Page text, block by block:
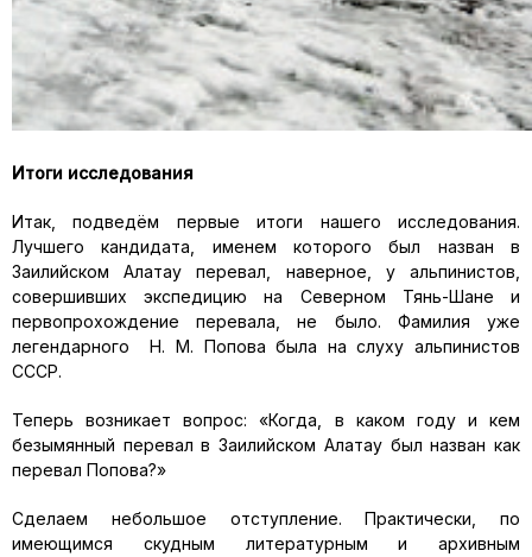
Итоги исследования
Итак, подведём первые итоги нашего исследования.
Лучшего кандидата, именем которого был назван в
Заилийском Алатау перевал, наверное, у альпинистов,
совершивших экспедицию на Северном Тянь-Шане и
первопрохождение перевала, не было. Фамилия уже
легендарного Н. М. Попова была на слуху альпинистов
СССР.
Теперь возникает вопрос: «Когда, в каком году и кем
безымянный перевал в Заилийском Алатау был назван как
перевал Попова?»
Сделаем небольшое отступление. Практически, по
имеющимся скудным литературным и архивным